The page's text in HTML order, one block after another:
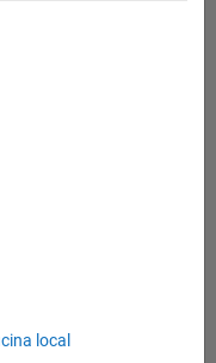
local